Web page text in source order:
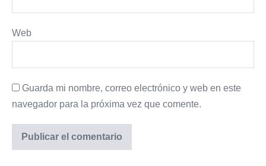
Web
Guarda mi nombre, correo electrónico y web en este
navegador para la próxima vez que comente.